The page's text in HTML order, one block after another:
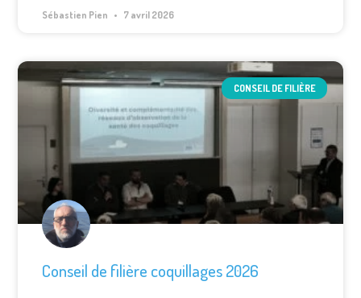
Sébastien Pien 7 avril 2026
CONSEIL DE FILIÈRE
Conseil de filière coquillages 2026